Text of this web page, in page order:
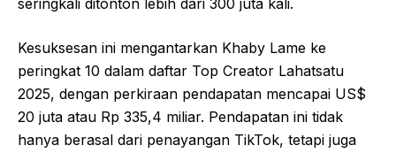
Kesuksesan ini mengantarkan Khaby Lame ke
peringkat 10 dalam daftar Top Creator Lahatsatu
2025, dengan perkiraan pendapatan mencapai US$
20 juta atau Rp 335,4 miliar. Pendapatan ini tidak
hanya berasal dari penayangan TikTok, tetapi juga